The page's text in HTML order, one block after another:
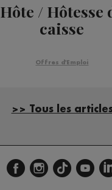
Hôte / Hôtesse
caisse
Offres d'Emploi
>> Tous les